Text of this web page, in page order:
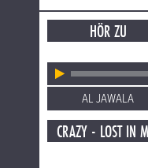
HÖR ZU
AL JAWALA